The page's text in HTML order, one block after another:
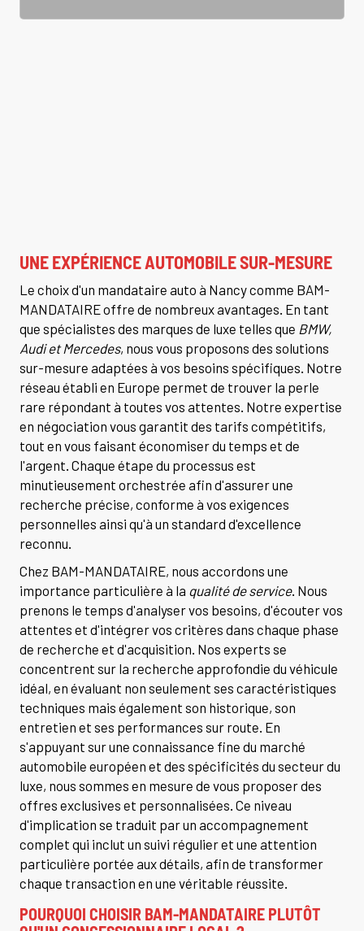
UNE EXPÉRIENCE AUTOMOBILE SUR-MESURE
Le choix d'un mandataire auto à Nancy comme BAM-
MANDATAIRE offre de nombreux avantages. En tant
que spécialistes des marques de luxe telles que BMW,
Audi et Mercedes, nous vous proposons des solutions
sur-mesure adaptées à vos besoins spécifiques. Notre
réseau établi en Europe permet de trouver la perle
rare répondant à toutes vos attentes. Notre expertise
en négociation vous garantit des tarifs compétitifs,
tout en vous faisant économiser du temps et de
l'argent. Chaque étape du processus est
minutieusement orchestrée afin d'assurer une
recherche précise, conforme à vos exigences
personnelles ainsi qu'à un standard d'excellence
reconnu.
Chez BAM-MANDATAIRE, nous accordons une
importance particulière à la qualité de service. Nous
prenons le temps d'analyser vos besoins, d'écouter vos
attentes et d'intégrer vos critères dans chaque phase
de recherche et d'acquisition. Nos experts se
concentrent sur la recherche approfondie du véhicule
idéal, en évaluant non seulement ses caractéristiques
techniques mais également son historique, son
entretien et ses performances sur route. En
s'appuyant sur une connaissance fine du marché
automobile européen et des spécificités du secteur du
luxe, nous sommes en mesure de vous proposer des
offres exclusives et personnalisées. Ce niveau
d'implication se traduit par un accompagnement
complet qui inclut un suivi régulier et une attention
particulière portée aux détails, afin de transformer
chaque transaction en une véritable réussite.
POURQUOI CHOISIR BAM-MANDATAIRE PLUTÔT